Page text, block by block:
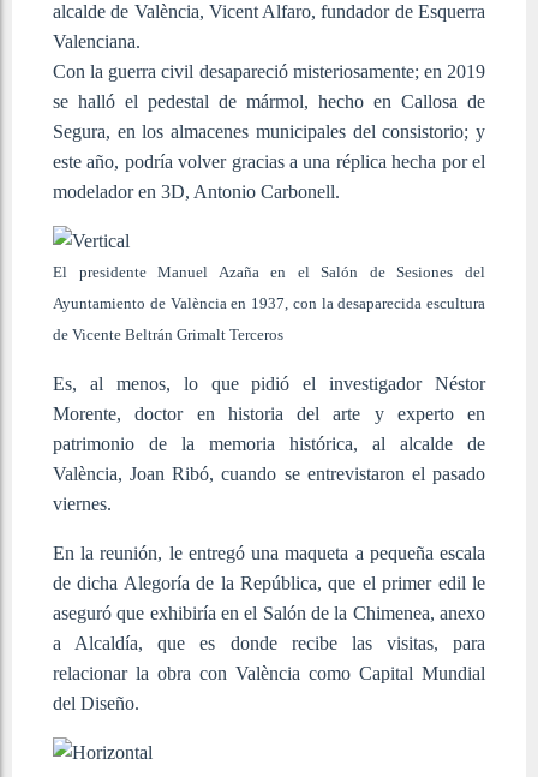
alcalde de València, Vicent Alfaro, fundador de Esquerra
Valenciana.
Con la guerra civil desapareció misteriosamente; en 2019
se halló el pedestal de mármol, hecho en Callosa de
Segura, en los almacenes municipales del consistorio; y
este año, podría volver gracias a una réplica hecha por el
modelador en 3D, Antonio Carbonell.
El presidente Manuel Azaña en el Salón de Sesiones del
Ayuntamiento de València en 1937, con la desaparecida escultura
de Vicente Beltrán Grimalt Terceros
Es, al menos, lo que pidió el investigador Néstor
Morente, doctor en historia del arte y experto en
patrimonio de la memoria histórica, al alcalde de
València, Joan Ribó, cuando se entrevistaron el pasado
viernes.
En la reunión, le entregó una maqueta a pequeña escala
de dicha Alegoría de la República, que el primer edil le
aseguró que exhibiría en el Salón de la Chimenea, anexo
a Alcaldía, que es donde recibe las visitas, para
relacionar la obra con València como Capital Mundial
del Diseño.